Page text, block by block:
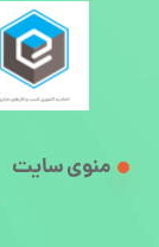
منوی سایت